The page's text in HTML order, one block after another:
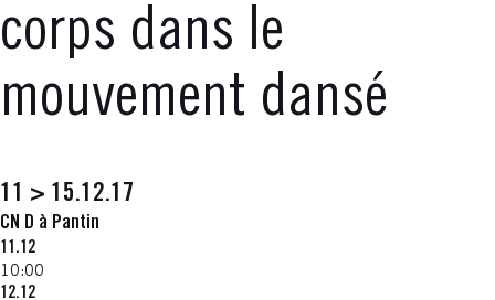
corps dans le
mouvement dansé
11 > 15.12.17
CN D à Pantin
11.12
10:00
12.12